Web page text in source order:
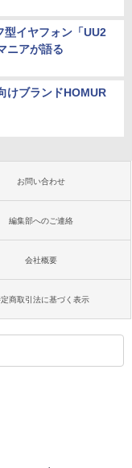
型イヤフォン「UU2
ニアが語る
けブランドHOMUR
お問い合わせ
編集部へのご連絡
会社概要
商取引法に基づく表示